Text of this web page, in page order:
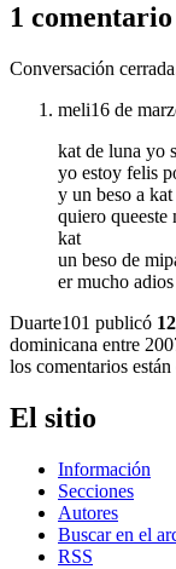
1 comentario
Conversación
meli16 de
kat de luna yo
yo estoy felis
y un beso a
quiero queeste
kat
un beso de
er mucho adios
Duarte101 publicó
dominicana entre
los comentarios
El sitio
Información
Secciones
Autores
Buscar en el
RSS